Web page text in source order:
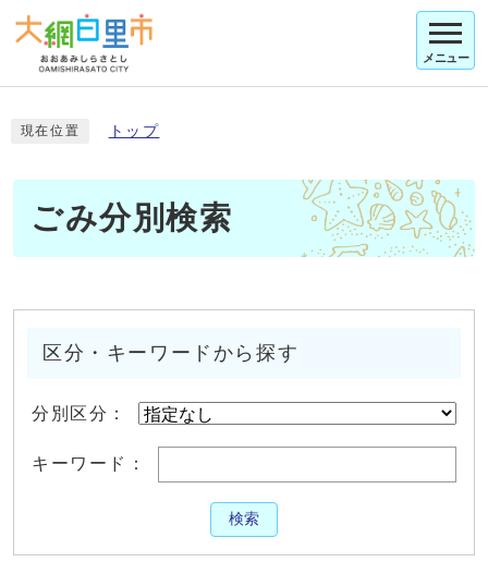
メニュー
現在位置 トップ
ごみ分別検索
区分・キーワードから探す
分別区分：
キーワード：
検索